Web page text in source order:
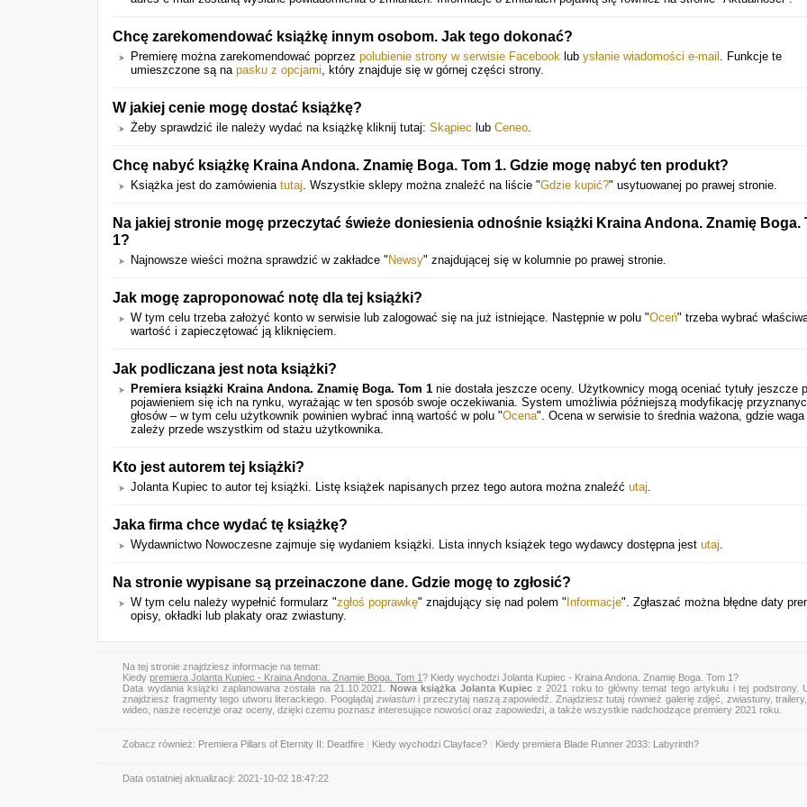
Chcę zarekomendować książkę innym osobom. Jak tego dokonać?
Premierę można zarekomendować poprzez polubienie strony w serwisie Facebook lub ysłanie wiadomości e-mail . Funkcje te
umieszczone są na pasku z opcjami, który znajduje się w górnej części strony.
W jakiej cenie mogę dostać książkę?
Żeby sprawdzić ile należy wydać na książkę kliknij tutaj: Skąpiec lub Ceneo.
Chcę nabyć książkę Kraina Andona. Znamię Boga. Tom 1. Gdzie mogę nabyć ten produkt?
Książka jest do zamówienia tutaj. Wszystkie sklepy można znaleźć na liście "Gdzie kupić?" usytuowanej po prawej stronie.
Na jakiej stronie mogę przeczytać świeże doniesienia odnośnie książki Kraina Andona. Znamię Boga.
1?
Najnowsze wieści można sprawdzić w zakładce " Newsy" znajdującej się w kolumnie po prawej stronie.
Jak mogę zaproponować notę dla tej książki?
W tym celu trzeba założyć konto w serwisie lub zalogować się na już istniejące. Następnie w polu "Oceń" trzeba wybrać
wartość i zapieczętować ją kliknięciem.
Jak podliczana jest nota książki?
Premiera książki Kraina Andona. Znamię Boga. Tom 1 nie dostała jeszcze oceny. Użytkownicy mogą oceniać tytuły jeszcze
pojawieniem się ich na rynku, wyrażając w ten sposób swoje oczekiwania. System umożliwia późniejszą modyfikację
głosów – w tym celu użytkownik powinien wybrać inną wartość w polu "Ocena". Ocena w serwisie to średnia ważona, gdzie waga
zależy przede wszystkim od stażu użytkownika.
Kto jest autorem tej książki?
Jolanta Kupiec to autor tej książki. Listę książek napisanych przez tego autora można znaleźć utaj.
Jaka firma chce wydać tę książkę?
Wydawnictwo Nowoczesne zajmuje się wydaniem książki. Lista innych książek tego wydawcy dostępna jest utaj.
Na stronie wypisane są przeinaczone dane. Gdzie mogę to zgłosić?
W tym celu należy wypełnić formularz "zgłoś poprawkę" znajdujący się nad polem " Informacje". Zgłaszać można błędne daty
opisy, okładki lub plakaty oraz zwiastuny.
Na tej stronie znajdziesz informacje na temat:
Kiedy premiera Jolanta Kupiec - Kraina Andona. Znamię Boga. Tom 1? Kiedy wychodzi Jolanta Kupiec - Kraina Andona. Znamię Boga. Tom 1?
Data wydania książki zaplanowana została na 21.10.2021. Nowa książka Jolanta Kupiec z 2021 roku to główny temat tego artykułu i tej podstrony.
znajdziesz fragmenty tego utworu literackiego. Pooglądaj zwiastuni przeczytaj naszą zapowiedź. Znajdziesz tutaj również galerię zdjęć, zwiastuny,
wideo, nasze recenzje oraz oceny, dzięki czemu poznasz interesujące nowości oraz zapowiedzi, a także wszystkie nadchodzące premiery 2021 roku.
Zobacz również: Premiera Pillars of Eternity II: Deadfire Kiedy wychodzi Clayface? Kiedy premiera Blade Runner 2033: Labyrinth?
Data ostatniej aktualizacji: 2021-10-02 18:47:22